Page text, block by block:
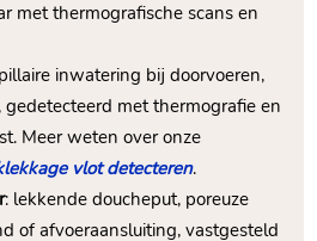
met thermografische scans en
inwatering bij doorvoeren,
met thermografie en
Meer weten over onze
vlot detecteren.​
: lekkende doucheput, poreuze
of afvoeraansluiting, vastgesteld